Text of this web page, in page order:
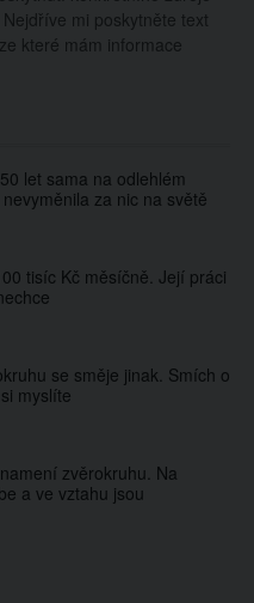
mi poskytněte text
které mám informace
let sama na odlehlém
za nic na světě
tisíc Kč měsíčně. Její práci
se směje jinak. Smích o
myslíte
zvěrokruhu. Na
a ve vztahu jsou